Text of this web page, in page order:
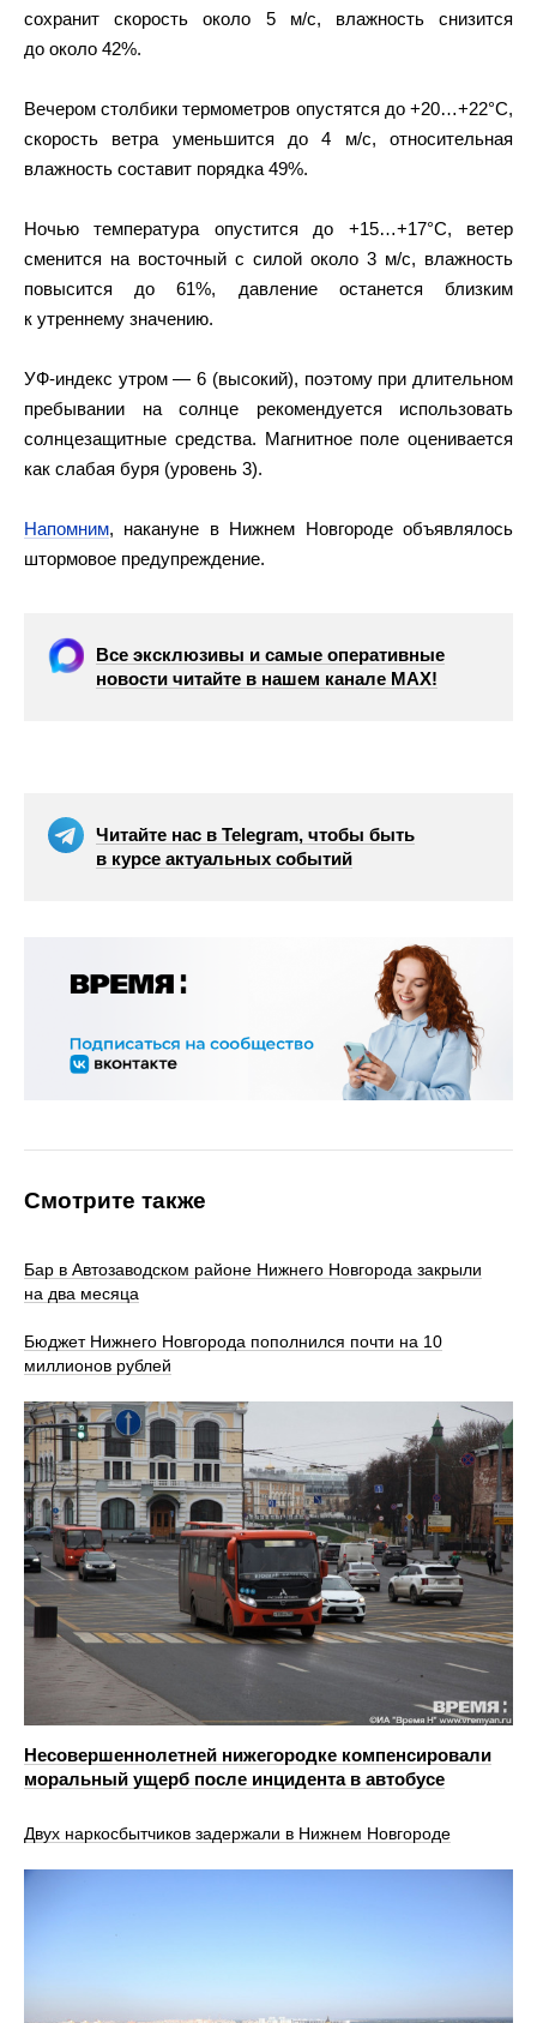
сохранит скорость около 5 м/с, влажность снизится
до около 42%.
Вечером столбики термометров опустятся до +20…+22°C,
скорость ветра уменьшится до 4 м/с, относительная
влажность составит порядка 49%.
Ночью температура опустится до +15…+17°C, ветер
сменится на восточный с силой около 3 м/с, влажность
повысится до 61%, давление останется близким
к утреннему значению.
УФ‑индекс утром — 6 (высокий), поэтому при длительном
пребывании на солнце рекомендуется использовать
солнцезащитные средства. Магнитное поле оценивается
как слабая буря (уровень 3).
Напомним, накануне в Нижнем Новгороде объявлялось
штормовое предупреждение.
Все эксклюзивы и самые оперативные
новости читайте в нашем канале МАХ!
Читайте нас в Telegram, чтобы быть
в курсе актуальных событий
Смотрите также
Бар в Автозаводском районе Нижнего Новгорода закрыли
на два месяца
Бюджет Нижнего Новгорода пополнился почти на 10
миллионов рублей
Несовершеннолетней нижегородке компенсировали
моральный ущерб после инцидента в автобусе
Двух наркосбытчиков задержали в Нижнем Новгороде